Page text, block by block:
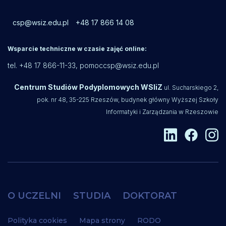
csp@wsiz.edu.pl +48 17 866 14 08
Wsparcie techniczne w czasie zajęć online:
tel. +48 17 866-11-33, pomoccsp@wsiz.edu.pl
Centrum Studiów Podyplomowych WSIiZ ul. Sucharskiego 2,
pok. nr 48, 35-225 Rzeszów, budynek główny Wyższej Szkoły
Informatyki i Zarządzania w Rzeszowie
O UCZELNI STUDIA DOKTORAT
Polityka cookies Mapa strony RODO